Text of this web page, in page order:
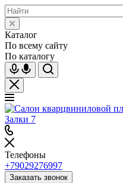
Каталог
По всему сайту
По каталогу
Телефоны
+79029276997
Заказать звонок